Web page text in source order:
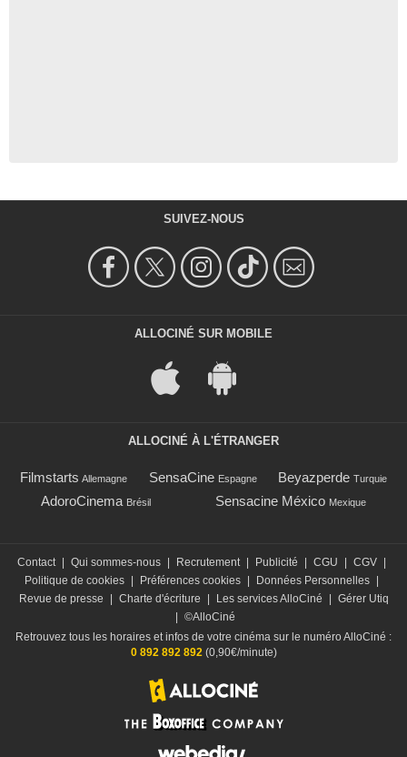
SUIVEZ-NOUS
ALLOCINÉ SUR MOBILE
ALLOCINÉ À L'ÉTRANGER
Filmstarts Allemagne SensaCine Espagne Beyazperde Turquie
AdoroCinema Brésil Sensacine México Mexique
Contact Qui sommes-nous Recrutement Publicité CGU CGV
Politique de cookies
Préférences cookies Données Personnelles
Revue de presse
Charte d'écriture Les services AlloCiné
Gérer Utiq
©AlloCiné
Retrouvez tous les horaires et infos de votre cinéma sur le numéro AlloCiné :
0 892 892 892(0,90€/minute)